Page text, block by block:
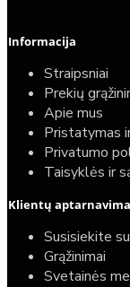
Komplektas:
Informacija
Straipsniai
Prekių
Apie mus
Pristatymas
Privatumo
Taisyklės ir
Klientų
Susisiekite
Grąžinimai
Svetainės